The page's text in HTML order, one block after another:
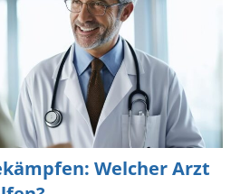
Welcher Arzt